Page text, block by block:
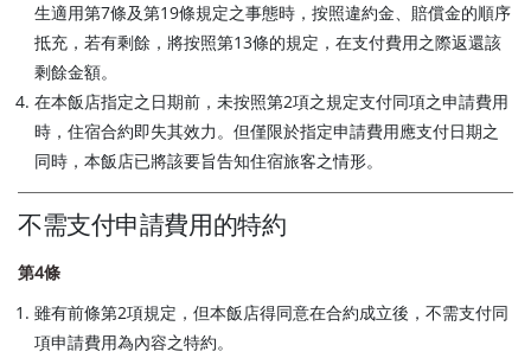
生適用第7條及第19條規定之事態時，按照違約金、賠償金的順序
抵充，若有剩餘，將按照第13條的規定，在支付費用之際返還該
剩餘金額。
在本飯店指定之日期前，未按照第2項之規定支付同項之申請費用
時，住宿合約即失其效力。但僅限於指定申請費用應支付日期之
同時，本飯店已將該要旨告知住宿旅客之情形。
不需支付申請費用的特約
第4條
雖有前條第2項規定，但本飯店得同意在合約成立後，不需支付同
項申請費用為內容之特約。